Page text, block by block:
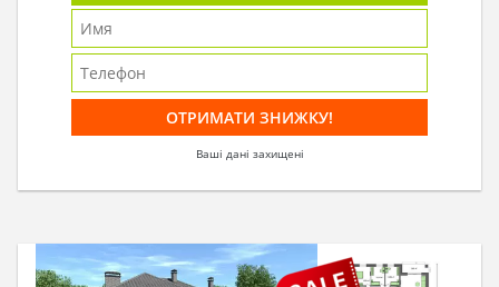
Ваші дані захищені